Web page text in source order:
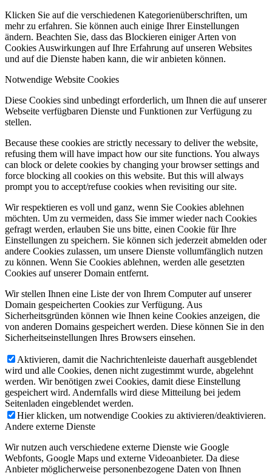
Klicken Sie auf die verschiedenen Kategorienüberschriften, um
mehr zu erfahren. Sie können auch einige Ihrer Einstellungen
ändern. Beachten Sie, dass das Blockieren einiger Arten von
Cookies Auswirkungen auf Ihre Erfahrung auf unseren Websites
und auf die Dienste haben kann, die wir anbieten können.
Notwendige Website Cookies
Diese Cookies sind unbedingt erforderlich, um Ihnen die auf unserer
Webseite verfügbaren Dienste und Funktionen zur Verfügung zu
stellen.
Because these cookies are strictly necessary to deliver the website,
refusing them will have impact how our site functions. You always
can block or delete cookies by changing your browser settings and
force blocking all cookies on this website. But this will always
prompt you to accept/refuse cookies when revisiting our site.
Wir respektieren es voll und ganz, wenn Sie Cookies ablehnen
möchten. Um zu vermeiden, dass Sie immer wieder nach Cookies
gefragt werden, erlauben Sie uns bitte, einen Cookie für Ihre
Einstellungen zu speichern. Sie können sich jederzeit abmelden oder
andere Cookies zulassen, um unsere Dienste vollumfänglich nutzen
zu können. Wenn Sie Cookies ablehnen, werden alle gesetzten
Cookies auf unserer Domain entfernt.
Wir stellen Ihnen eine Liste der von Ihrem Computer auf unserer
Domain gespeicherten Cookies zur Verfügung. Aus
Sicherheitsgründen können wie Ihnen keine Cookies anzeigen, die
von anderen Domains gespeichert werden. Diese können Sie in den
Sicherheitseinstellungen Ihres Browsers einsehen.
Aktivieren, damit die Nachrichtenleiste dauerhaft ausgeblendet
wird und alle Cookies, denen nicht zugestimmt wurde, abgelehnt
werden. Wir benötigen zwei Cookies, damit diese Einstellung
gespeichert wird. Andernfalls wird diese Mitteilung bei jedem
Seitenladen eingeblendet werden.
Hier klicken, um notwendige Cookies zu aktivieren/deaktivieren.
Andere externe Dienste
Wir nutzen auch verschiedene externe Dienste wie Google
Webfonts, Google Maps und externe Videoanbieter. Da diese
Anbieter möglicherweise personenbezogene Daten von Ihnen